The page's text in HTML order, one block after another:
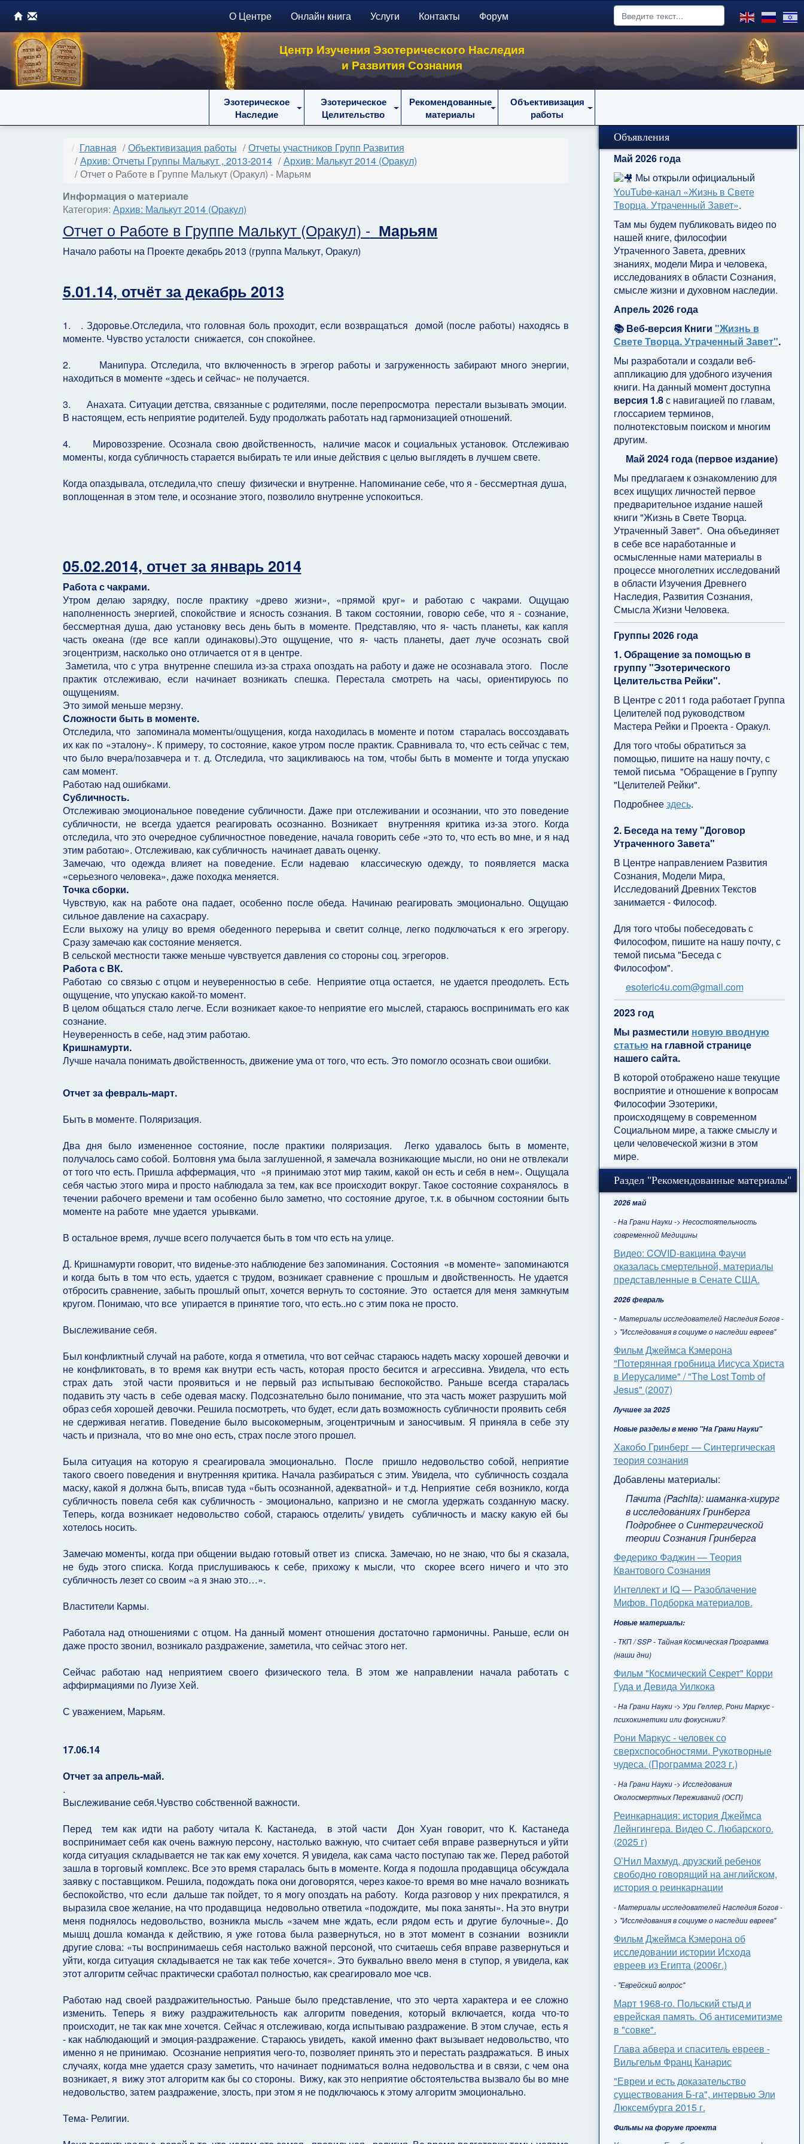
О Центре Онлайн книга Услуги Контакты Форум
Центр Изучения Эзотерического Наследия
и Развития Сознания
Эзотерическое
Наследие
Эзотерическое
Целительство
Рекомендованные
материалы
Объективизация
работы
Главная Объективизация работы
Отчеты участников Групп Развития
Архив: Отчеты Группы Малькут , 2013-2014
Архив: Малькут 2014 (Оракул)
Отчет о Работе в Группе Малькут (Оракул) - Марьям
Информация о материале
Категория: Архив: Малькут 2014 (Оракул)
Отчет о Работе в Группе Малькут (Оракул) - Марьям
Начало работы на Проекте декабрь 2013 (группа Малькут, Оракул)
5.01.14, отчёт за декабрь 2013
1. . Здоровье.Отследила, что головная боль проходит, если возвращаться домой (после работы) находясь в
моменте. Чувство усталости снижается, сон спокойнее.
2. Манипура. Отследила, что включенность в эгрегор работы и загруженность забирают много энергии,
находиться в моменте «здесь и сейчас» не получается.
3. Анахата. Ситуации детства, связанные с родителями, после перепросмотра перестали вызывать эмоции.
В настоящем, есть неприятие родителей. Буду продолжать работать над гармонизацией отношений.
4. Мировоззрение. Осознала свою двойственность, наличие масок и социальных установок. Отслеживаю
моменты, когда субличность старается выбирать те или иные действия с целью выглядеть в лучшем свете.
Когда опаздывала, отследила,что спешу физически и внутренне. Напоминание себе, что я - бессмертная душа,
воплощенная в этом теле, и осознание этого, позволило внутренне успокоиться.
05.02.2014, отчет за январь 2014
Работа с чакрами.
Утром делаю зарядку, после практику «древо жизни», «прямой круг» и работаю с чакрами. Ощущаю
наполненность энергией, спокойствие и ясность сознания. В таком состоянии, говорю себе, что я - сознание,
бессмертная душа, даю установку весь день быть в моменте. Представляю, что я- часть планеты, как капля
часть океана (где все капли одинаковы).Это ощущение, что я- часть планеты, дает луче осознать свой
эгоцентризм, насколько оно отличается от я в центре.
Заметила, что с утра внутренне спешила из-за страха опоздать на работу и даже не осознавала этого. После
практик отслеживаю, если начинает возникать спешка. Перестала смотреть на часы, ориентируюсь по
ощущениям.
Это зимой меньше мерзну.
Сложности быть в моменте.
Отследила, что запоминала моменты/ощущения, когда находилась в моменте и потом старалась воссоздавать
их как по «эталону». К примеру, то состояние, какое утром после практик. Сравнивала то, что есть сейчас с тем,
что было вчера/позавчера и т. д. Отследила, что зацикливаюсь на том, чтобы быть в моменте и тогда упускаю
сам момент.
Работаю над ошибками.
Субличность.
Отслеживаю эмоциональное поведение субличности. Даже при отслеживании и осознании, что это поведение
субличности, не всегда удается реагировать осознанно. Возникает внутренняя критика из-за этого. Когда
отследила, что это очередное субличностное поведение, начала говорить себе «это то, что есть во мне, и я над
этим работаю». Отслеживаю, как субличность начинает давать оценку.
Замечаю, что одежда влияет на поведение. Если надеваю классическую одежду, то появляется маска
«серьезного человека», даже походка меняется.
Точка сборки.
Чувствую, как на работе она падает, особенно после обеда. Начинаю реагировать эмоционально. Ощущаю
сильное давление на сахасрару.
Если выхожу на улицу во время обеденного перерыва и светит солнце, легко подключаться к его эгрегору.
Сразу замечаю как состояние меняется.
В сельской местности также меньше чувствуется давления со стороны соц. эгрегоров.
Работа с ВК.
Работаю со связью с отцом и неуверенностью в себе. Неприятие отца остается, не удается преодолеть. Есть
ощущение, что упускаю какой-то момент.
В целом общаться стало легче. Если возникает какое-то неприятие его мыслей, стараюсь воспринимать его как
сознание.
Неуверенность в себе, над этим работаю.
Кришнамурти.
Лучше начала понимать двойственность, движение ума от того, что есть. Это помогло осознать свои ошибки.
Отчет за февраль-март.
Быть в моменте. Поляризация.
Два дня было измененное состояние, после практики поляризация. Легко удавалось быть в моменте,
получалось само собой. Болтовня ума была заглушенной, я замечала возникающие мысли, но они не отвлекали
от того что есть. Пришла аффермация, что «я принимаю этот мир таким, какой он есть и себя в нем». Ощущала
себя частью этого мира и просто наблюдала за тем, как все происходит вокруг. Такое состояние сохранялось в
течении рабочего времени и там особенно было заметно, что состояние другое, т.к. в обычном состоянии быть
моменте на работе мне удается урывками.
В остальное время, лучше всего получается быть в том что есть на улице.
Д. Кришнамурти говорит, что виденье-это наблюдение без запоминания. Состояния «в моменте» запоминаются
и когда быть в том что есть, удается с трудом, возникает сравнение с прошлым и двойственность. Не удается
отбросить сравнение, забыть прошлый опыт, хочется вернуть то состояние. Это остается для меня замкнутым
кругом. Понимаю, что все упирается в принятие того, что есть..но с этим пока не просто.
Выслеживание себя.
Был конфликтный случай на работе, когда я отметила, что вот сейчас стараюсь надеть маску хорошей девочки и
не конфликтовать, в то время как внутри есть часть, которая просто бесится и агрессивна. Увидела, что есть
страх дать этой части проявиться и не первый раз испытываю беспокойство. Раньше всегда старалась
подавить эту часть в себе одевая маску. Подсознательно было понимание, что эта часть может разрушить мой
образ себя хорошей девочки. Решила посмотреть, что будет, если дать возможность субличности проявить себя
не сдерживая негатив. Поведение было высокомерным, эгоцентричным и заносчивым. Я приняла в себе эту
часть и признала, что во мне оно есть, страх после этого прошел.
Была ситуация на которую я среагировала эмоционально. После пришло недовольство собой, неприятие
такого своего поведения и внутренняя критика. Начала разбираться с этим. Увидела, что субличность создала
маску, какой я должна быть, вписав туда «быть осознанной, адекватной» и т.д. Неприятие себя возникло, когда
субличность повела себя как субличность - эмоционально, капризно и не смогла удержать созданную маску.
Теперь, когда возникает недовольство собой, стараюсь отделить/ увидеть субличность и маску какую ей бы
хотелось носить.
Замечаю моменты, когда при общении выдаю готовый ответ из списка. Замечаю, но не знаю, что бы я сказала,
не будь этого списка. Когда прислушиваюсь к себе, прихожу к мысли, что скорее всего ничего и что это
субличность лезет со своим «а я знаю это…».
Властители Кармы.
Работала над отношениями с отцом. На данный момент отношения достаточно гармоничны. Раньше, если он
даже просто звонил, возникало раздражение, заметила, что сейчас этого нет.
Сейчас работаю над неприятием своего физического тела. В этом же направлении начала работать с
аффирмациями по Луизе Хей.
С уважением, Марьям.
17.06.14
Отчет за апрель-май.
.
Выслеживание себя.Чувство собственной важности.
Перед тем как идти на работу читала К. Кастанеда, в этой части Дон Хуан говорит, что К. Кастанеда
воспринимает себя как очень важную персону, настолько важную, что считает себя вправе развернуться и уйти
когда ситуация складывается не так как ему хочется. Я увидела, как сама часто поступаю так же. Перед работой
зашла в торговый комплекс. Все это время старалась быть в моменте. Когда я подошла продавщица обсуждала
заявку с поставщиком. Решила, подождать пока они договорятся, через какое-то время во мне начало возникать
беспокойство, что если дальше так пойдет, то я могу опоздать на работу. Когда разговор у них прекратился, я
выразила свое желание, на что продавщица недовольно ответила «подождите, мы пока заняты». На это внутри
меня поднялось недовольство, возникла мысль «зачем мне ждать, если рядом есть и другие булочные». До
мышц дошла команда к действию, я уже готова была развернуться, но в этот момент в сознании возникли
другие слова: «ты воспринимаешь себя настолько важной персоной, что считаешь себя вправе развернуться и
уйти, когда ситуация складывается не так как тебе хочется». Это буквально ввело меня в ступор, я увидела, как
этот алгоритм сейчас практически сработал полностью, как среагировало мое чсв.
Работаю над своей раздражительностью. Раньше было представление, что это черта характера и ее сложно
изменить. Теперь я вижу раздражительность как алгоритм поведения, который включается, когда что-то
происходит, не так как мне хочется. Сейчас я отслеживаю, когда испытываю раздражение. В этом случае, есть я
- как наблюдающий и эмоция-раздражение. Стараюсь увидеть, какой именно факт вызывает недовольство, что
именно я не принимаю. Осознание неприятия чего-то, позволяет принять это и перестать раздражаться. В иных
случаях, когда мне удается сразу заметить, что начинает подниматься волна недовольства и в связи, с чем она
возникает, я вижу этот алгоритм как бы со стороны. Вижу, как это неприятие обстоятельства вызвало бы во мне
недовольство, затем раздражение, злость, при этом я не подключаюсь к этому алгоритм эмоционально.
Тема- Религии.
Объявления
Май 2026 года
Мы открыли официальный
YouTube‑канал «Жизнь в Свете
Творца. Утраченный Завет».
Там мы будем публиковать видео по
нашей книге, философии
Утраченного Завета, древних
знаниях, модели Мира и человека,
исследованиях в области Сознания,
смысле жизни и духовном наследии.
Апрель 2026 года
📚 Веб-версия Книги "Жизнь в
Свете Творца. Утраченный Завет".
Мы разработали и создали веб-
аппликацию для удобного изучения
книги. На данный момент доступна
версия 1.8с навигацией по главам,
глоссарием терминов,
полнотекстовым поиском и многим
другим.
Май 2024 года (первое издание)
Мы предлагаем к ознакомлению для
всех ищущих личностей первое
предварительное издание нашей
книги "Жизнь в Свете Творца.
Утраченный Завет". Она объединяет
в себе все наработанные и
осмысленные нами материалы в
процессе многолетних исследований
в области Изучения Древнего
Наследия, Развития Сознания,
Смысла Жизни Человека.
Группы 2026 года
1. Обращение за помощью в
группу "Эзотерического
Целительства Рейки".
В Центре с 2011 года работает Группа
Целителей под руководством
Мастера Рейки и Проекта - Оракул.
Для того чтобы обратиться за
помощью, пишите на нашу почту, с
темой письма "Обращение в Группу
"Целителей Рейки".
Подробнеездесь.
2. Беседа на тему "Договор
Утраченного Завета"
В Центре направлением Развития
Сознания, Модели Мира,
Исследований Древних Текстов
занимается - Философ.
Для того чтобы побеседовать с
Философом, пишите на нашу почту, с
темой письма "Беседа с
Философом".
esoteric4u.com@gmail.com
2023 год
Мы разместили новую вводную
статью на главной странице
нашего сайта.
В которой отображено наше текущие
восприятие и отношение к вопросам
Философии Эзотерики,
происходящему в современном
Социальном мире, а также смыслу и
цели человеческой жизни в этом
мире.
Раздел "Рекомендованные материалы"
2026 май
- На Грани Науки -> Несостоятельность
современной Медицины
Видео: COVID-вакцина Фаучи
оказалась смертельной, материалы
представленные в Сенате США.
2026 февраль
- Материалы исследователей Наследия Богов -
> "Исследования в социуме о наследии евреев"
Фильм Джеймса Кэмерона
"Потерянная гробница Иисуса Христа
в Иерусалиме" / "The Lost Tomb of
Jesus" (2007)
Лучшее за 2025
Новые разделы в меню "На Грани Науки"
Хакобо Гринберг — Синтергическая
теория сознания
Добавлены материалы:
Пачита (Pachita): шаманка-хирург
в исследованиях Гринберга
Подробнее о Синтергической
теории Сознания Гринберга
Федерико Фаджин — Теория
Квантового Сознания
Интеллект и IQ — Разоблачение
Мифов. Подборка материалов.
Новые материалы:
- ТКП / SSP - Тайная Космическая Программа
(наши дни)
Фильм "Космический Секрет" Корри
Гуда и Девида Уилкока
- На Грани Науки -> Ури Геллер, Рони Маркус -
психокинетики или фокусники?
Рони Маркус - человек со
сверхспособностями. Рукотворные
чудеса. (Программа 2023 г.)
- На Грани Науки -> Исследования
Околосмертных Переживаний (ОСП)
Реинкарнация: история Джеймса
Лейнгингера. Видео С. Любарского.
(2025 г)
О’Нил Махмуд, друзский ребенок
свободно говорящий на английском,
история о реинкарнации
- Материалы исследователей Наследия Богов -
> "Исследования в социуме о наследии евреев"
Фильм Джеймса Кэмерона об
исследовании истории Исхода
евреев из Египта (2006г.)
- "Еврейский вопрос"
Март 1968-го. Польский стыд и
еврейская память. Об антисемитизме
в "совке".
Глава абвера и спаситель евреев -
Вильгельм Франц Канарис
"Евреи и есть доказательство
существования Б-га", интервью Эли
Люксембурга 2015 г.
Фильмы на форуме проекта